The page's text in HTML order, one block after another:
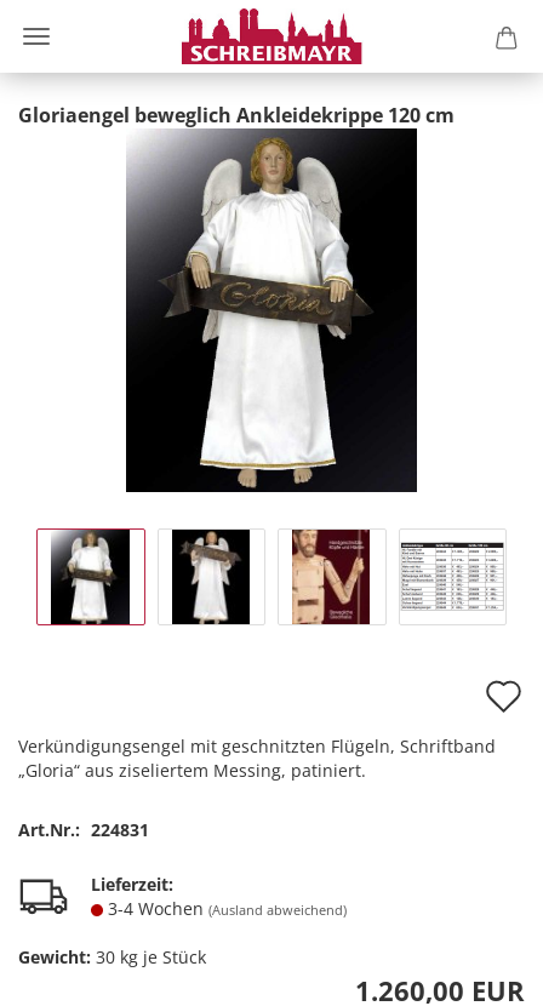
Gloriaengel beweglich Ankleidekrippe 120 cm
Verkündigungsengel mit geschnitzten Flügeln, Schriftband
„Gloria“ aus ziseliertem Messing, patiniert.
Art.Nr.: 224831
Lieferzeit:
3-4 Wochen (Ausland abweichend)
Gewicht: 30 kg je Stück
1.260,00 EUR